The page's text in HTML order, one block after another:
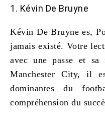
1. Kévin De Bruyne
Kévin De Bruyne es,
jamais existé. Votre
avec une passe et
Manchester City, il
dominantes du
compréhension du